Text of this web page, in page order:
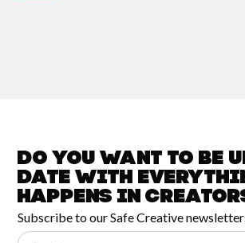
Do you want to be
date with
happens in
Subscribe to our Safe Creative